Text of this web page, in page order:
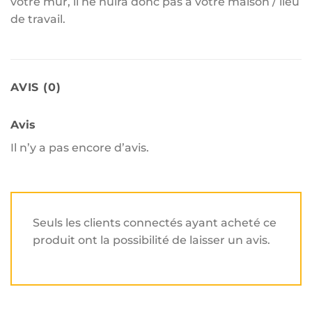
de travail.
AVIS (0)
Avis
Il n’y a pas encore d’avis.
Seuls les clients connectés ayant acheté ce
produit ont la possibilité de laisser un avis.